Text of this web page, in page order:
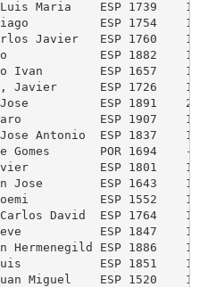
Luis Maria    ESP 1739
ESP 1754
Javier   ESP 1760
ESP 1882
Ivan        ESP 1657
Javier      ESP 1726
Jose          ESP 1891
ESP 1907
Antonio  ESP 1837
Gomes       POR 1694
ESP 1801
Jose        ESP 1643
ESP 1552
David  ESP 1764
ESP 1847
Hermenegild ESP 1886
Luis           ESP 1851
Miguel    ESP 1520